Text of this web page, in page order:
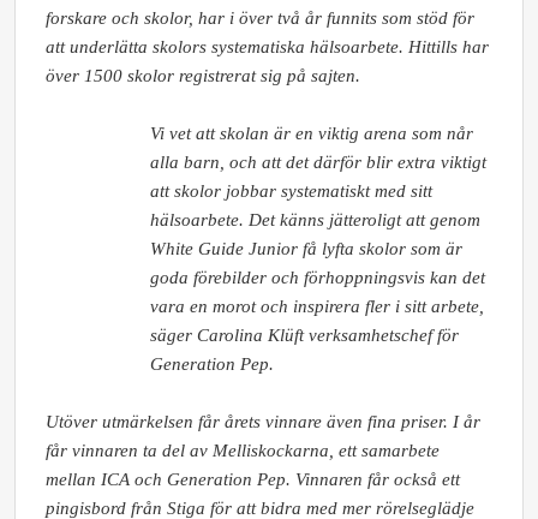
forskare och skolor, har i över två år funnits som stöd för
att underlätta skolors systematiska hälsoarbete. Hittills har
över 1500 skolor registrerat sig på sajten.
Vi vet att skolan är en viktig arena som når
alla barn, och att det därför blir extra viktigt
att skolor jobbar systematiskt med sitt
hälsoarbete. Det känns jätteroligt att genom
White Guide Junior få lyfta skolor som är
goda förebilder och förhoppningsvis kan det
vara en morot och inspirera fler i sitt arbete,
säger Carolina Klüft verksamhetschef för
Generation Pep.
Utöver utmärkelsen får årets vinnare även fina priser. I år
får vinnaren ta del av Melliskockarna, ett samarbete
mellan ICA och Generation Pep. Vinnaren får också ett
pingisbord från Stiga för att bidra med mer rörelseglädje